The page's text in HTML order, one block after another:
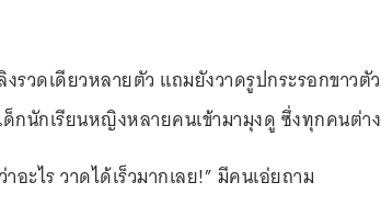
รวดเดียวหลายตัว แถมยังวาดรูปกระรอกขาวตั
กนักเรียนหญิงหลายคนเข้ามามุงดู ซึ่งทุกคนต่า
อะไร วาดได้เร็วมากเลย!” มีคนเอ่ยถาม